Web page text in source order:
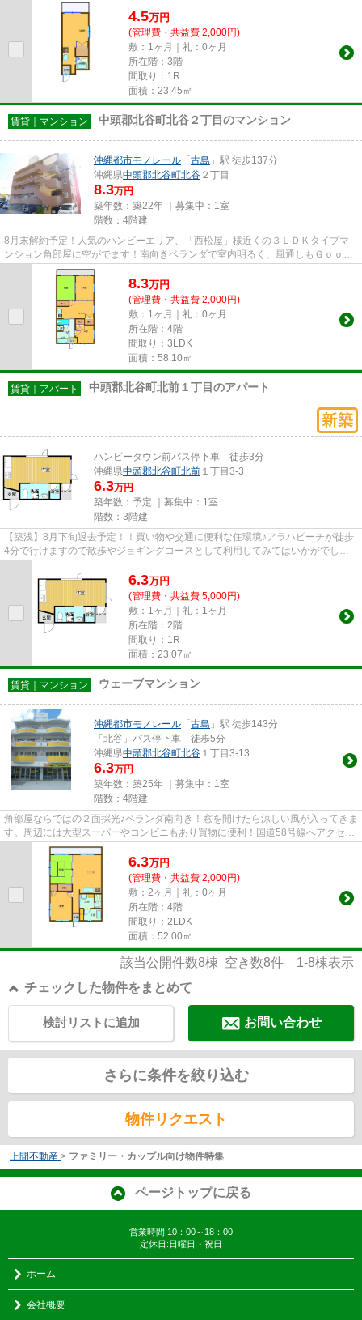
4.5万円
(管理費・共益費 2,000円)
敷：1ヶ月｜礼：0ヶ月
所在階：3階
間取り：1R
面積：23.45㎡
賃貸｜マンション 中頭郡北谷町北谷２丁目のマンション
沖縄都市モノレール 「 古島 」駅 徒歩137分
沖縄県中頭郡北谷町北谷 ２丁目
8.3万円
築年数：築22年 ｜募集中： 1室
階数：4階建
8月末解約予定！人気のハンビーエリア、「西松屋」様近くの３ＬＤＫタイプマ
ンション角部屋に空がでます！南向きベランダで室内明るく、風通しもＧｏｏｄ♪
室内は収納が多いのでファミ...
8.3万円
(管理費・共益費 2,000円)
敷：1ヶ月｜礼：0ヶ月
所在階：4階
間取り：3LDK
面積：58.10㎡
賃貸｜アパート 中頭郡北谷町北前１丁目のアパート
ハンビータウン前バス停下車 徒歩3分
沖縄県中頭郡北谷町北前 １丁目3-3
6.3万円
築年数：予定 ｜募集中： 1室
階数：3階建
【築浅】8月下旬退去予定！！買い物や交通に便利な住環境♪アラハビーチが徒歩
4分で行けますので散歩やジョギングコースとして利用してみてはいかがでしょ
6.3万円
(管理費・共益費 5,000円)
敷：1ヶ月｜礼：1ヶ月
所在階：2階
間取り：1R
面積：23.07㎡
賃貸｜マンション ウェーブマンション
沖縄都市モノレール 「 古島 」駅 徒歩143分
「北谷」バス停下車 徒歩5分
沖縄県中頭郡北谷町北谷 １丁目3-13
6.3万円
築年数：築25年 ｜募集中： 1室
階数：4階建
角部屋ならではの２面採光♪ベランダ南向き！窓を開けたら涼しい風が入ってきま
す。周辺には大型スーパーやコンビニもあり買物に便利！国道58号線へアクセス
がしやすく交通にも便利です...
6.3万円
(管理費・共益費 2,000円)
敷：2ヶ月｜礼：0ヶ月
所在階：4階
間取り：2LDK
面積：52.00㎡
該当公開件数8棟 空き数8件 1-8棟表示
チェックした物件をまとめて
お問い合わせ
検討リストに追加
さらに条件を絞り込む
物件リクエスト
上間不動産 > ファミリー・カップル向け物件特集
ページトップに戻る
営業時間:10：00～18：00
定休日:日曜日・祝日
ホーム
会社概要